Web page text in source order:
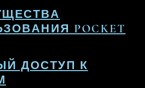
POCKET
ДОСТУП К